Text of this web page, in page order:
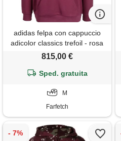
adidas felpa con cappuccio
adicolor classics trefoil - rosa
815,00 €
Sped. gratuita
M
Farfetch